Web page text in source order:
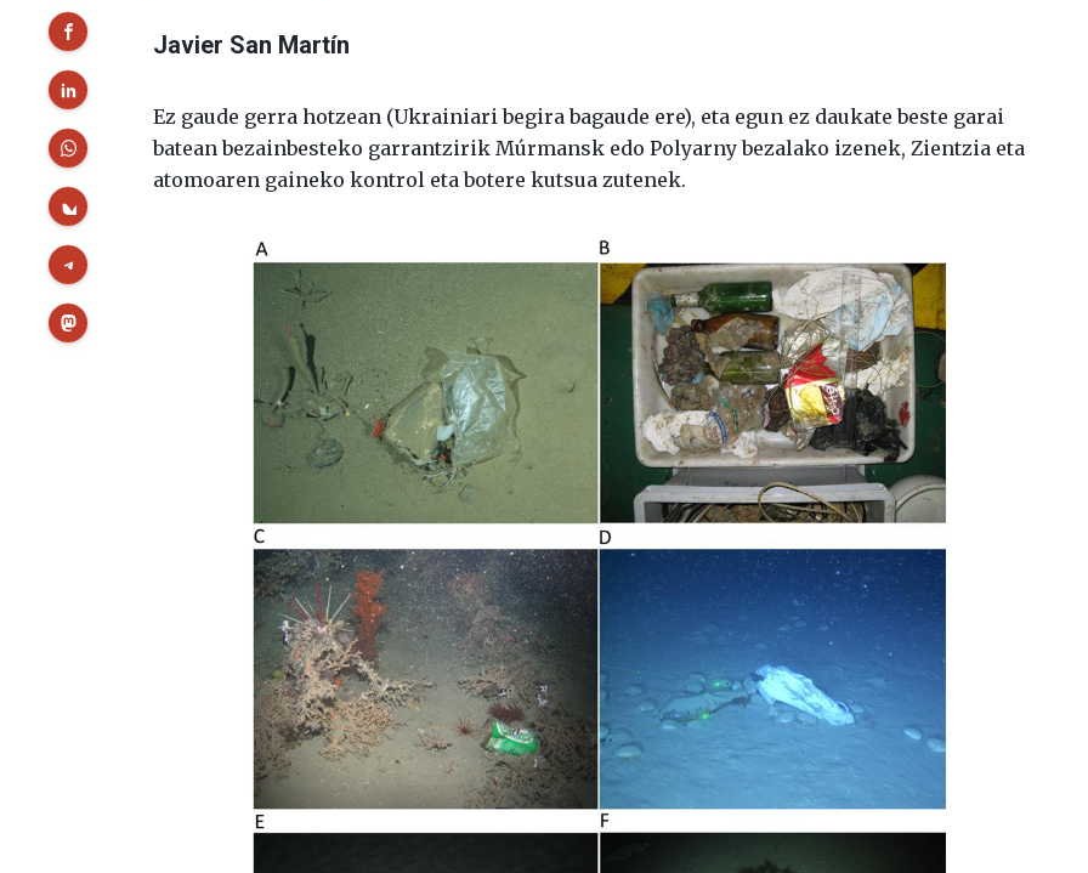
Javier San Martín
Ez gaude gerra hotzean (Ukrainiari begira bagaude ere), eta egun ez daukate beste garai
batean bezainbesteko garrantzirik Múrmansk edo Polyarny bezalako izenek, Zientzia eta
atomoaren gaineko kontrol eta botere kutsua zutenek.